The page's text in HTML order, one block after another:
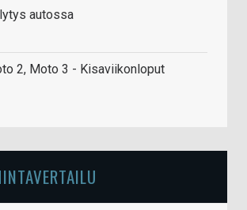
autossa
2, Moto 3 - Kisaviikonloput